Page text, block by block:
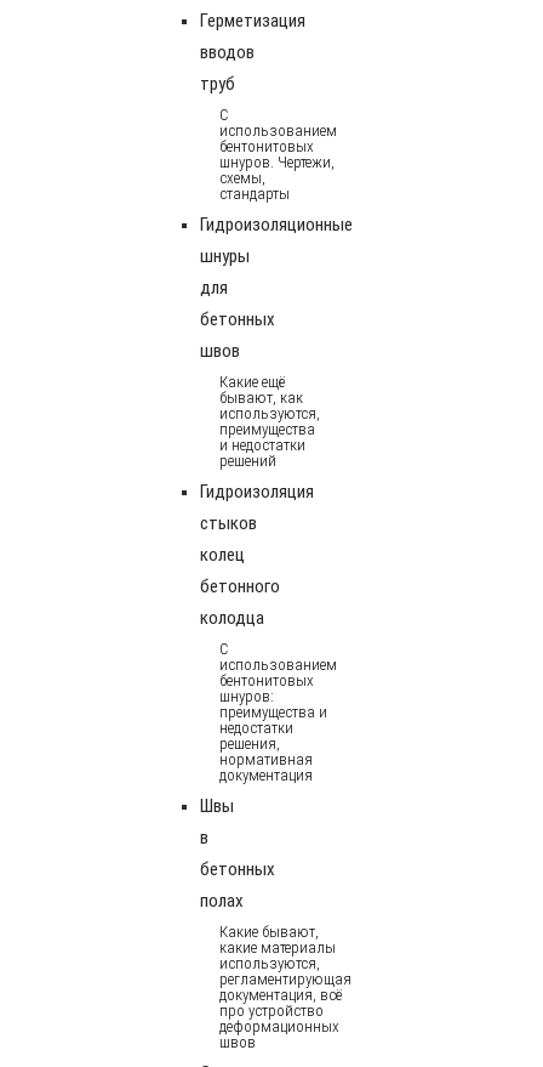
Герметизация
вводов
труб
С
использованием
бентонитовых
шнуров. Чертежи,
схемы,
стандарты
Гидроизоляционные
шнуры
для
бетонных
швов
Какие ещё
бывают, как
используются,
преимущества
и недостатки
решений
Гидроизоляция
стыков
колец
бетонного
колодца
С
использованием
бентонитовых
шнуров:
преимущества и
недостатки
решения,
нормативная
документация
Швы
в
бетонных
полах
Какие бывают,
какие материалы
используются,
регламентирующая
документация, всё
про устройство
деформационных
швов